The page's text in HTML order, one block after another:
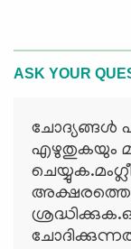
ASK YOUR
ചോദ്യങ്ങള്‍
എഴുതുകയും